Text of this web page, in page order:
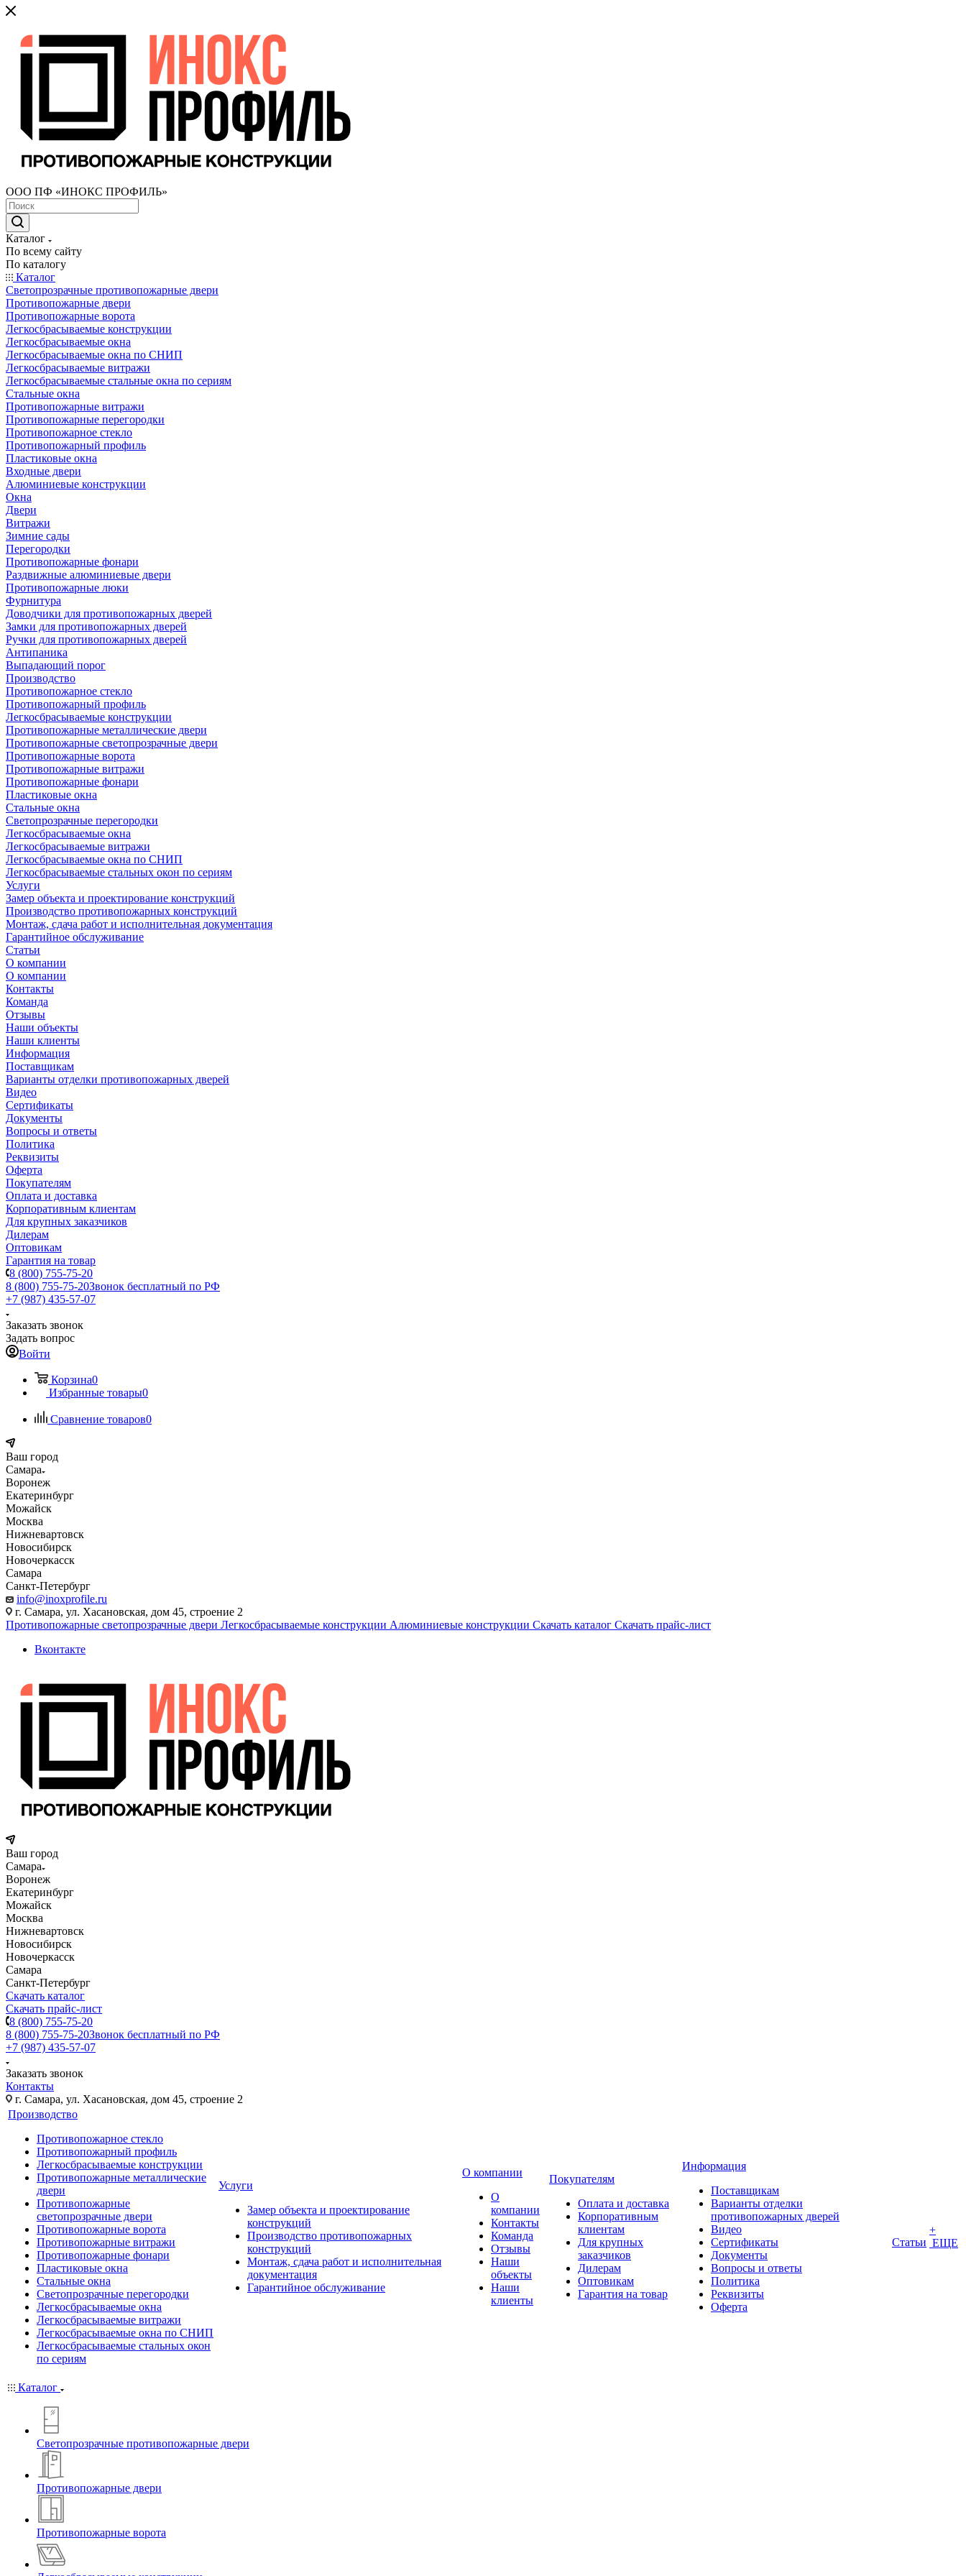
ООО ПФ «ИНОКС ПРОФИЛЬ»
Каталог
По всему сайту
По каталогу
Каталог
Светопрозрачные противопожарные двери
Противопожарные двери
Противопожарные ворота
Легкосбрасываемые конструкции
Легкосбрасываемые окна
Легкосбрасываемые окна по СНИП
Легкосбрасываемые витражи
Легкосбрасываемые стальные окна по сериям
Стальные окна
Противопожарные витражи
Противопожарные перегородки
Противопожарное стекло
Противопожарный профиль
Пластиковые окна
Входные двери
Алюминиевые конструкции
Окна
Двери
Витражи
Зимние сады
Перегородки
Противопожарные фонари
Раздвижные алюминиевые двери
Противопожарные люки
Фурнитура
Доводчики для противопожарных дверей
Замки для противопожарных дверей
Ручки для противопожарных дверей
Антипаника
Выпадающий порог
Производство
Противопожарное стекло
Противопожарный профиль
Легкосбрасываемые конструкции
Противопожарные металлические двери
Противопожарные светопрозрачные двери
Противопожарные ворота
Противопожарные витражи
Противопожарные фонари
Пластиковые окна
Стальные окна
Светопрозрачные перегородки
Легкосбрасываемые окна
Легкосбрасываемые витражи
Легкосбрасываемые окна по СНИП
Легкосбрасываемые стальных окон по сериям
Услуги
Замер объекта и проектирование конструкций
Производство противопожарных конструкций
Монтаж, сдача работ и исполнительная документация
Гарантийное обслуживание
Статьи
О компании
О компании
Контакты
Команда
Отзывы
Наши объекты
Наши клиенты
Информация
Поставщикам
Варианты отделки противопожарных дверей
Видео
Сертификаты
Документы
Вопросы и ответы
Политика
Реквизиты
Оферта
Покупателям
Оплата и доставка
Корпоративным клиентам
Для крупных заказчиков
Дилерам
Оптовикам
Гарантия на товар
8 (800) 755-75-20
8 (800) 755-75-20Звонок бесплатный по РФ
+7 (987) 435-57-07
Заказать звонок
Задать вопрос
Войти
Корзина0
Избранные товары0
Сравнение товаров0
Ваш город
Самара
Воронеж
Екатеринбург
Можайск
Москва
Нижневартовск
Новосибирск
Новочеркасск
Самара
Санкт-Петербург
info@inoxprofile.ru
г. Самара, ул. Хасановская, дом 45, строение 2
Противопожарные светопрозрачные двери Легкосбрасываемые конструкции Алюминиевые конструкции Скачать каталог Скачать прайс-лист
Вконтакте
Ваш город
Самара
Воронеж
Екатеринбург
Можайск
Москва
Нижневартовск
Новосибирск
Новочеркасск
Самара
Санкт-Петербург
Скачать каталог
Скачать прайс-лист
8 (800) 755-75-20
8 (800) 755-75-20Звонок бесплатный по РФ
+7 (987) 435-57-07
Заказать звонок
Контакты
г. Самара, ул. Хасановская, дом 45, строение 2
Производство
Противопожарное стекло
Противопожарный профиль
Легкосбрасываемые конструкции
Противопожарные металлические
двери
Противопожарные
светопрозрачные двери
Противопожарные ворота
Противопожарные витражи
Противопожарные фонари
Пластиковые окна
Стальные окна
Светопрозрачные перегородки
Легкосбрасываемые окна
Легкосбрасываемые витражи
Легкосбрасываемые окна по СНИП
Легкосбрасываемые стальных окон
по сериям
Услуги
Замер объекта и проектирование
конструкций
Производство противопожарных
конструкций
Монтаж, сдача работ и исполнительная
документация
Гарантийное обслуживание
О компании
О
компании
Контакты
Команда
Отзывы
Наши
объекты
Наши
клиенты
Покупателям
Оплата и доставка
Корпоративным
клиентам
Для крупных
заказчиков
Дилерам
Оптовикам
Гарантия на товар
Информация
Поставщикам
Варианты отделки
противопожарных дверей
Видео
Сертификаты
Документы
Вопросы и ответы
Политика
Реквизиты
Оферта
Статьи
+
ЕЩЕ
Каталог
Светопрозрачные противопожарные двери
Противопожарные двери
Противопожарные ворота